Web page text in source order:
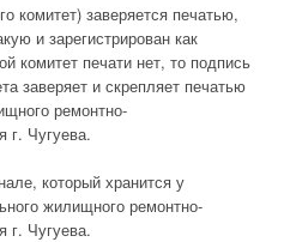
комитет) заверяется печатью,
​​и зарегистрирован как
комитет печати нет, то подпись
заверяет и скрепляет печатью
ремонтно-
г. Чугуева.
который хранится у
жилищного ремонтно-
г. Чугуева.